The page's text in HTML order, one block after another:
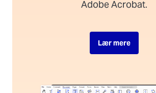
Adobe Acrobat.
Lær mere